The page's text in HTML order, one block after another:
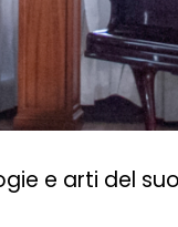
e arti del